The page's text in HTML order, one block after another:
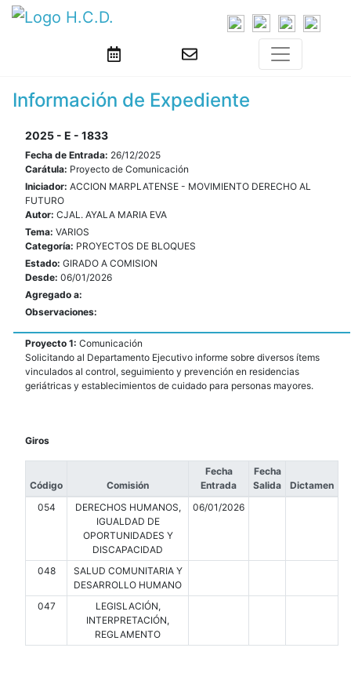
Información de Expediente
2025 - E - 1833
Fecha de Entrada: 26/12/2025
Carátula: Proyecto de Comunicación
Iniciador: ACCION MARPLATENSE - MOVIMIENTO DERECHO AL
FUTURO
Autor: CJAL. AYALA MARIA EVA
Tema: VARIOS
Categoría: PROYECTOS DE BLOQUES
Estado: GIRADO A COMISION
Desde: 06/01/2026
Agregado a:
Observaciones:
Proyecto 1: Comunicación
Solicitando al Departamento Ejecutivo informe sobre diversos ítems
vinculados al control, seguimiento y prevención en residencias
geriátricas y establecimientos de cuidado para personas mayores.
Giros
Código Comisión
Fecha
Entrada
Fecha
Salida
Dictamen
054
DERECHOS HUMANOS,
IGUALDAD DE
OPORTUNIDADES Y
DISCAPACIDAD
06/01/2026
048
SALUD COMUNITARIA Y
DESARROLLO HUMANO
047
LEGISLACIÓN,
INTERPRETACIÓN,
REGLAMENTO